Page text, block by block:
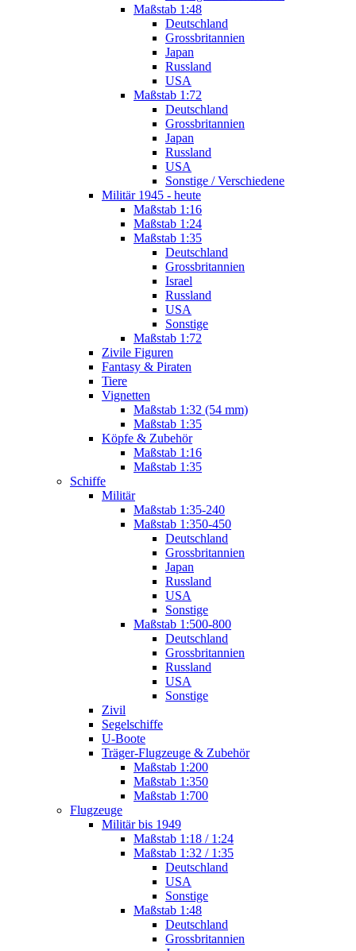
Maßstab 1:48
Deutschland
Grossbritannien
Japan
Russland
USA
Maßstab 1:72
Deutschland
Grossbritannien
Japan
Russland
USA
Sonstige / Verschiedene
Militär 1945 - heute
Maßstab 1:16
Maßstab 1:24
Maßstab 1:35
Deutschland
Grossbritannien
Israel
Russland
USA
Sonstige
Maßstab 1:72
Zivile Figuren
Fantasy & Piraten
Tiere
Vignetten
Maßstab 1:32 (54 mm)
Maßstab 1:35
Köpfe & Zubehör
Maßstab 1:16
Maßstab 1:35
Schiffe
Militär
Maßstab 1:35-240
Maßstab 1:350-450
Deutschland
Grossbritannien
Japan
Russland
USA
Sonstige
Maßstab 1:500-800
Deutschland
Grossbritannien
Russland
USA
Sonstige
Zivil
Segelschiffe
U-Boote
Träger-Flugzeuge & Zubehör
Maßstab 1:200
Maßstab 1:350
Maßstab 1:700
Flugzeuge
Militär bis 1949
Maßstab 1:18 / 1:24
Maßstab 1:32 / 1:35
Deutschland
USA
Sonstige
Maßstab 1:48
Deutschland
Grossbritannien